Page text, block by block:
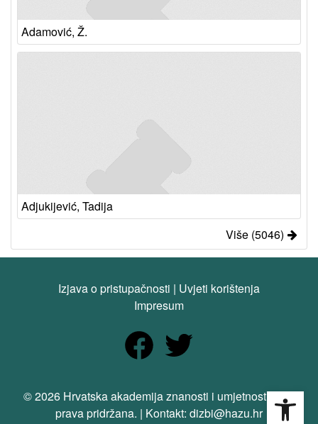
Adamović, Ž.
Adjukijević, Tadija
Više (5046)
Izjava o pristupačnosti | Uvjeti korištenja
Impresum
© 2026 Hrvatska akademija znanosti i umjetnosti. Sva
prava pridržana. | Kontakt: dizbi@hazu.hr